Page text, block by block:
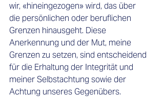
wir, «hineingezogen» wird, das über
die persönlichen oder beruflichen
Grenzen hinausgeht. Diese
Anerkennung und der Mut, meine
Grenzen zu setzen, sind entscheidend
für die Erhaltung der Integrität und
meiner Selbstachtung sowie der
Achtung unseres Gegenübers.